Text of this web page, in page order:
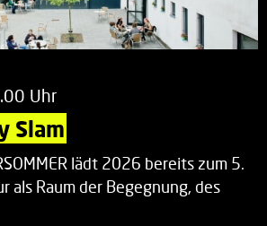
Uhr
Slam
lädt 2026 bereits zum 5.
als Raum der Begegnung, des